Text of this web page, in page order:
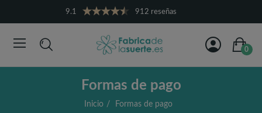
9.1 912 reseñas
0
Formas de pago
Inicio Formas de pago